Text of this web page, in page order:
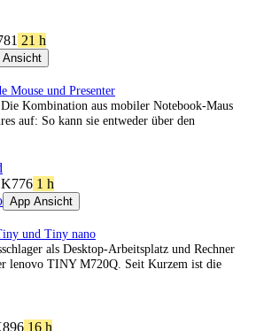
21 h
Ansicht
Mouse und Presenter
Kombination aus mobiler Notebook-Maus
auf: So kann sie entweder über den
776 1 h
App Ansicht
und Tiny nano
als Desktop-Arbeitsplatz und Rechner
lenovo TINY M720Q. Seit Kurzem ist die
896 16 h